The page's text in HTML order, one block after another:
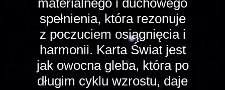
materialnego i duchowego
spełnienia, która rezonuje
z poczuciem osiągnięcia i
harmonii. Karta Świat jest
jak owocna gleba, która po
długim cyklu wzrostu, daje